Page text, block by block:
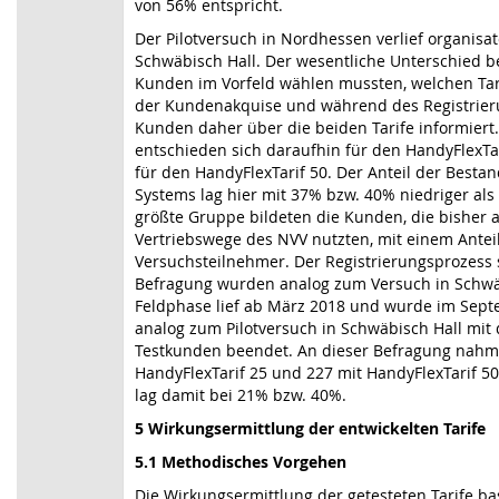
von 56% entspricht.
Der Pilotversuch in Nordhessen verlief
Schwäbisch Hall. Der wesentliche Unterschied
Kunden im Vorfeld wählen mussten, welchen
der Kundenakquise und während des
Kunden daher über die beiden Tarife
entschieden sich daraufhin für den
für den HandyFlexTarif 50. Der Anteil der
Systems lag hier mit 37% bzw. 40% niedriger
größte Gruppe bildeten die Kunden, die bisher
Vertriebswege des NVV nutzten, mit einem
Versuchsteilnehmer. Der
Befragung wurden analog zum Versuch in
Feldphase lief ab März 2018 und wurde im
analog zum Pilotversuch in Schwäbisch Hall
Testkunden beendet. An dieser Befragung
HandyFlexTarif 25 und 227 mit HandyFlexTarif
lag damit bei 21% bzw. 40%.
5 Wirkungsermittlung der entwickelten Tarife
5.1 Methodisches Vorgehen